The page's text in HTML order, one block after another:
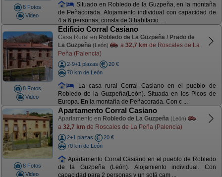
8 Fotos
Video
Situado en Robledo de la Guzpeña, en la montaña
de Peñacorada. Alojamiento individual con capacidad de
4 a 6 personas, consta de 3 habitacio ...
8 Fotos
Video
Edificio Corral Casiano
Casa Rural en Robledo de La Guzpeña / Prado de
La Guzpeña (León) a 32,7 km de Roscales de La
Peña (Palencia)
2-9+1 plazas
20 €
70 km de León
La casa rural Corral Casiano en el pueblo de
Robledo de la Guzpeña(León). Situada en los Picos de
Europa. En la montaña de Peñacorada. Con c ...
8 Fotos
Video
Apartamento Corral Casiano
Apartamento en Robledo de La Guzpeña (León)
a 32,7 km de Roscales de La Peña (Palencia)
2+1 plazas
20 €
70 km de León
Apartamento Corral Casiano en el pueblo de Robledo
de la Guzpeña (León). Alojamiento individual. Con
capacidad para 2 personas y un sofá cam ...